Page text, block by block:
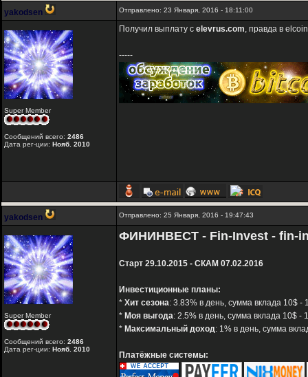
yakodsen Отправлено: 23 Января, 2016 - 18:11:00
Super Member
Сообщений всего: 2486
Дата рег-ции: Нояб. 2010
Получил выплату с elevrus.com, правда в
-----
yakodsen Отправлено: 25 Января, 2016 - 19:47:43
Super Member
Сообщений всего: 2486
Дата рег-ции: Нояб. 2010
ФИНИНВЕСТ - Fin-Invest - fin-
Старт 29.10.2015 - СКАМ 07.02.2016
Инвестиционные планы:
* Хит сезона: 3.83% в день, сумма вклада 10$
* Моя выгода: 2.5% в день, сумма вклада 10$ -
* Максимальный доход: 1% в день, сумма
Платёжные системы: